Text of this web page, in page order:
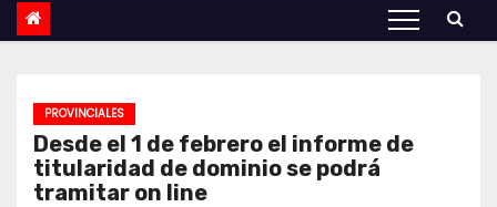
PROVINCIALES
Desde el 1 de febrero el informe de
titularidad de dominio se podrá
tramitar on line